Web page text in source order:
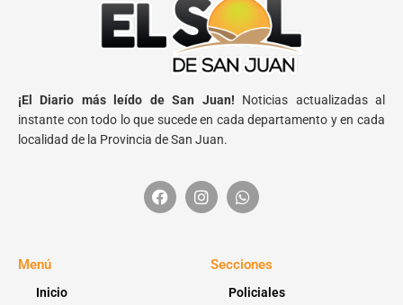
¡El Diario más leído de San Juan! Noticias actualizadas al
instante con todo lo que sucede en cada departamento y en cada
localidad de la Provincia de San Juan.
Menú
Inicio
Secciones
Policiales